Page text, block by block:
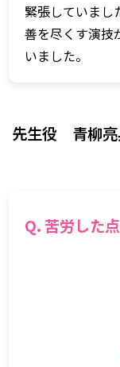
緊張していまし
善を尽くす演技
いました。
先生役 青柳亮
Q. 苦労した